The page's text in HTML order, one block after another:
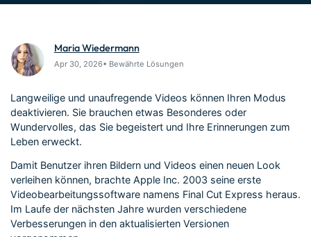
Kickstart Bootcamp
Lernen, ausdrücken und
erweitern Sie Ihre
Fähigkeiten mit Filmora
Erfahren Sie, wie Sie einen
Monetarisierungs-
Programm
Monetarisieren Sie
Ihren Einfluss mit Filmora
Programm
An Freunde empfehlen,
Belohnungen erhalten
und Kunden
Bewertungen
Kunden-Geschichten
Erfahren Sie, wie unsere
Kunden Erfolg haben
Affiliate-Programm
Schalten Sie Partnerschaften
KAUFEN Anmelden
Suchen
Maria Wiedermann
Apr 30, 2026• Bewährte Lösungen
Langweilige und unaufregende Videos können Ihren Modus
deaktivieren. Sie brauchen etwas Besonderes oder
Wundervolles, das Sie begeistert und Ihre Erinnerungen zum
Leben erweckt.
Damit Benutzer ihren Bildern und Videos einen neuen Look
verleihen können, brachte Apple Inc. 2003 seine erste
Videobearbeitungssoftware namens Final Cut Express heraus.
Im Laufe der nächsten Jahre wurden verschiedene
Verbesserungen in den aktualisierten Versionen